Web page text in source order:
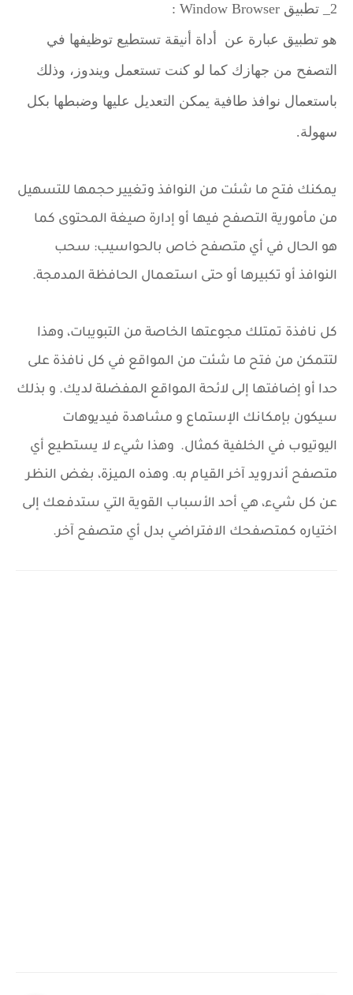
2_ تطبيق Window Browser :
هو تطبيق عبارة عن أداة أنيقة تستطيع توظيفها في
التصفح من جهازك كما لو كنت تستعمل ويندوز، وذلك
باستعمال نوافذ طافية يمكن التعديل عليها وضبطها بكل
سهولة.
يمكنك فتح ما شئت من النوافذ وتغيير حجمها للتسهيل
من مأمورية التصفح فيها أو إدارة صيغة المحتوى كما
هو الحال في أي متصفح خاص بالحواسيب: سحب
النوافذ أو تكبيرها أو حتى استعمال الحافظة المدمجة.
كل نافذة تمتلك مجوعتها الخاصة من التبويبات، وهذا
لتتمكن من فتح ما شئت من المواقع في كل نافذة على
حدا أو إضافتها إلى لائحة المواقع المفضلة لديك. و بذلك
سيكون بإمكانك الإستماع و مشاهدة فيديوهات
اليوتيوب في الخلفية كمثال. وهذا شيء لا يستطيع أي
متصفح أندرويد آخر القيام به. وهذه الميزة، بغض النظر
عن كل شيء، هي أحد الأسباب القوية التي ستدفعك إلى
اختياره كمتصفحك الافتراضي بدل أي متصفح آخر.